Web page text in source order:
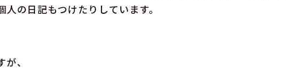
の日記もつけたりしています。
、